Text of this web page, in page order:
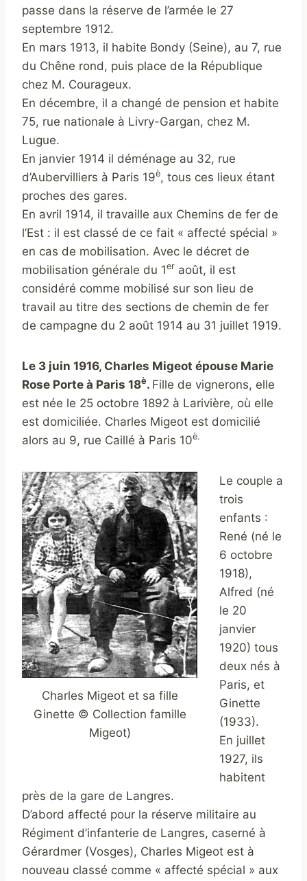
passe dans la réserve de l’armée le 27
septembre 1912.
En mars 1913, il habite Bondy (Seine), au 7, rue
du Chêne rond, puis place de la République
chez M. Courageux.
En décembre, il a changé de pension et habite
75, rue nationale à Livry-Gargan, chez M.
Lugue.
En janvier 1914 il déménage au 32, rue
d’Aubervilliers à Paris 19è, tous ces lieux étant
proches des gares.
En avril 1914, il travaille aux Chemins de fer de
l’Est : il est classé de ce fait « affecté spécial »
en cas de mobilisation. Avec le décret de
mobilisation générale du 1er août, il est
considéré comme mobilisé sur son lieu de
travail au titre des sections de chemin de fer
de campagne du 2 août 1914 au 31 juillet 1919.
Le 3 juin 1916, Charles Migeot épouse Marie
Rose Porte à Paris 18è. Fille de vignerons, elle
est née le 25 octobre 1892 à Larivière, où elle
est domiciliée. Charles Migeot est domicilié
alors au 9, rue Caillé à Paris 10è.
Charles Migeot et sa fille
Ginette © Collection famille
Migeot)
Le couple a
trois
enfants :
René (né le
6 octobre
1918),
Alfred (né
le 20
janvier
1920) tous
deux nés à
Paris, et
Ginette
(1933).
En juillet
1927, ils
habitent
près de la gare de Langres.
D’abord affecté pour la réserve militaire au
Régiment d’infanterie de Langres, caserné à
Gérardmer (Vosges), Charles Migeot est à
nouveau classé comme « affecté spécial » aux